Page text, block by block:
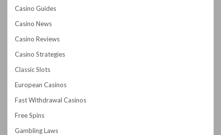
Casino Guides
Casino News
Casino Reviews
Casino Strategies
Classic Slots
European Casinos
Fast Withdrawal Casinos
Free Spins
Gambling Laws